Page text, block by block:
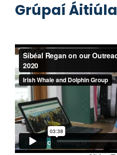
Grúpaí Áitiúla